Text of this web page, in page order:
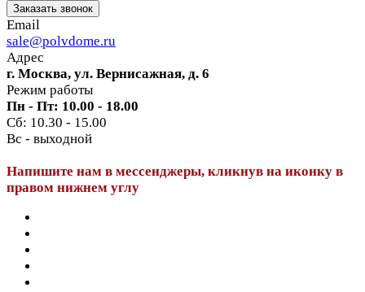
Заказать звонок
Email
sale@polvdome.ru
Адрес
г. Москва, ул. Вернисажная, д. 6
Режим работы
Пн - Пт: 10.00 - 18.00
Сб: 10.30 - 15.00
Вс - выходной
Напишите нам в мессенджеры, кликнув на иконку в
правом нижнем углу